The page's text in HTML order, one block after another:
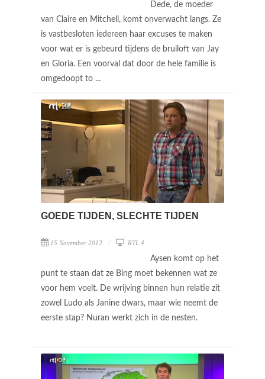
Dede, de moeder
van Claire en Mitchell, komt onverwacht langs. Ze
is vastbesloten iedereen haar excuses te maken
voor wat er is gebeurd tijdens de bruiloft van Jay
en Gloria. Een voorval dat door de hele familie is
omgedoopt to ...
GOEDE TIJDEN, SLECHTE TIJDEN
15 November 2012 RTL 4
Aysen komt op het
punt te staan dat ze Bing moet bekennen wat ze
voor hem voelt. De wrijving binnen hun relatie zit
zowel Ludo als Janine dwars, maar wie neemt de
eerste stap? Nuran werkt zich in de nesten.